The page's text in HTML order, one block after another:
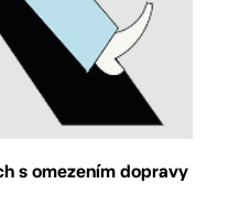
s omezením dopravy